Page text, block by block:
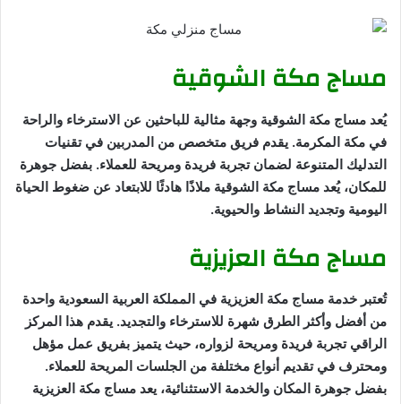
مساج مكة الشوقية
يُعد مساج مكة الشوقية وجهة مثالية للباحثين عن الاسترخاء والراحة
في مكة المكرمة. يقدم فريق متخصص من المدربين في تقنيات
التدليك المتنوعة لضمان تجربة فريدة ومريحة للعملاء. بفضل جوهرة
للمكان، يُعد مساج مكة الشوقية ملاذًا هادئًا للابتعاد عن ضغوط الحياة
اليومية وتجديد النشاط والحيوية.
مساج مكة العزيزية
تُعتبر خدمة مساج مكة العزيزية في المملكة العربية السعودية واحدة
من أفضل وأكثر الطرق شهرة للاسترخاء والتجديد. يقدم هذا المركز
الراقي تجربة فريدة ومريحة لزواره، حيث يتميز بفريق عمل مؤهل
ومحترف في تقديم أنواع مختلفة من الجلسات المريحة للعملاء.
بفضل جوهرة المكان والخدمة الاستثنائية، يعد مساج مكة العزيزية